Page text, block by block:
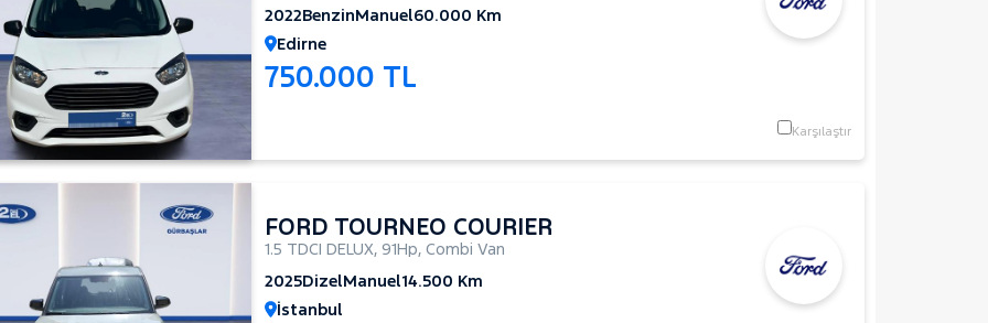
2022BenzinManuel60.000 Km
Edirne
750.000 TL
Karşılaştır
FORD TOURNEO COURIER
1.5 TDCI DELUX, 91Hp, Combi Van
2025DizelManuel14.500 Km
İstanbul